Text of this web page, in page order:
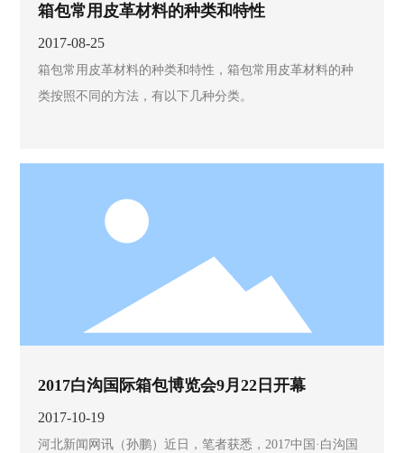
箱包常用皮革材料的种类和特性
2017-08-25
箱包常用皮革材料的种类和特性，箱包常用皮革材料的种
类按照不同的方法，有以下几种分类。
2017白沟国际箱包博览会9月22日开幕
2017-10-19
河北新闻网讯（孙鹏）近日，笔者获悉，2017中国·白沟国